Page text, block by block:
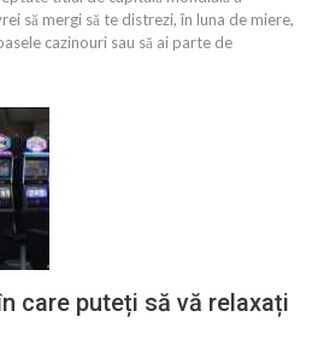
să mergi să te distrezi, în luna de miere,
cazinouri sau să ai parte de
care puteți să vă relaxați